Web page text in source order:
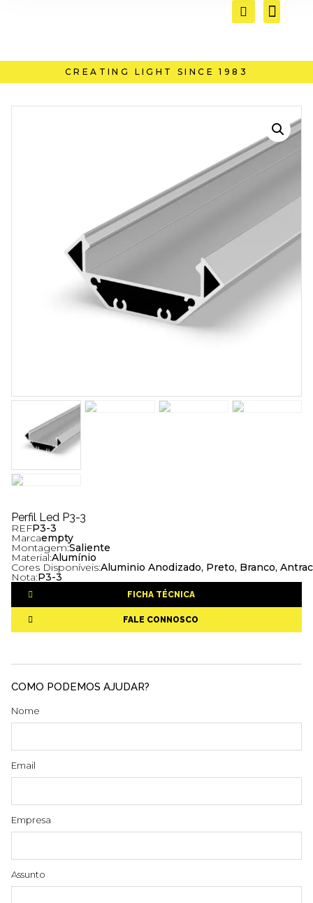
CREATING LIGHT SINCE 1983
Perfil Led P3-3
REFP3-3
Marcaempty
Montagem:Saliente
Material:Alumínio
Cores Disponíveis:Aluminio Anodizado, Preto, Branco,
Nota:P3-3
FICHA TÉCNICA
FALE CONNOSCO
COMO PODEMOS AJUDAR?
Nome
Email
Empresa
Assunto